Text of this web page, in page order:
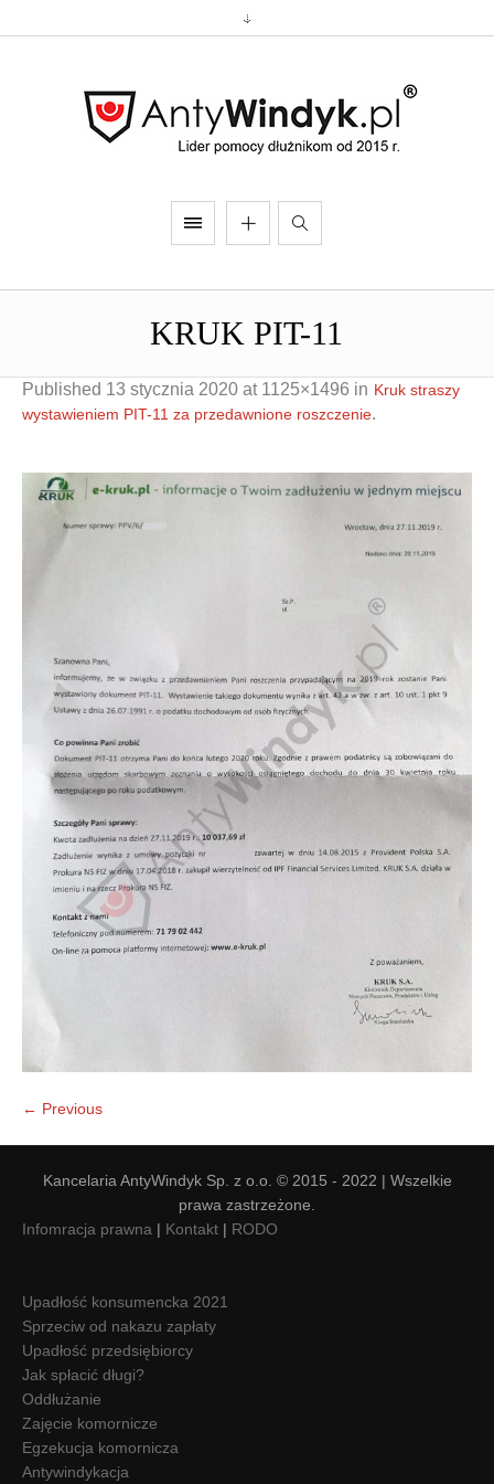
Negocjacje z wierzycielami
Doradztwo & konsulting
KRUK PIT-11
Published 13 stycznia 2020 at 1125×1496 in Kruk straszy
wystawieniem PIT-11 za przedawnione roszczenie.
← Previous
Kancelaria AntyWindyk Sp. z o.o. © 2015 - 2022 | Wszelkie
prawa zastrzeżone.
Infomracja prawna | Kontakt | RODO
Upadłość konsumencka 2021
Sprzeciw od nakazu zapłaty
Upadłość przedsiębiorcy
Jak spłacić długi?
Oddłużanie
Zajęcie komornicze
Egzekucja komornicza
Antywindykacja